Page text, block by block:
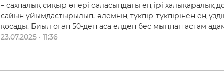
– сахналық сиқыр өнері саласындағы ең ірі халықаралық
сайын ұйымдастырылып, әлемнің түкпір-түкпірінен ең
қосады. Биыл оған 50-ден аса елден бес мыңнан астам
23.07.2025 · 11:36